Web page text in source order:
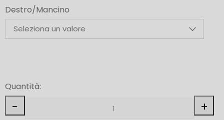
Destro/Mancino
Quantità:
- +